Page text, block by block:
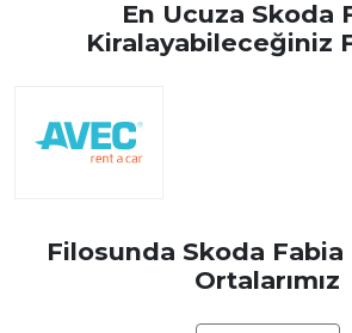
En Ucuza Skoda
Kiralayabileceğiniz
Filosunda Skoda
Ortalarımız